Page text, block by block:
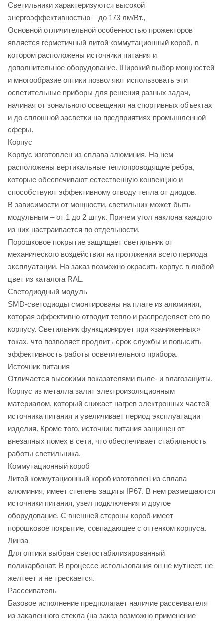
Светильники характеризуются высокой
энергоэффективностью – до 173 лм/Вт.,
Основной отличительной особенностью прожекторов
является герметичный литой коммутационный короб, в
котором расположены источники питания и
дополнительное оборудование. Широкий выбор мощностей
и многообразие оптики позволяют использовать эти
осветительные приборы для решения разных задач,
начиная от зонального освещения на спортивных объектах
и до сплошной засветки на предприятиях промышленной
сферы.
Корпус
Корпус изготовлен из сплава алюминия. На нем
расположены вертикальные теплопроводящие ребра,
которые обеспечивают естественную конвекцию и
способствуют эффективному отводу тепла от диодов.
В зависимости от мощности, светильник может быть
модульным – от 1 до 2 штук. Причем угол наклона каждого
из них настраивается по отдельности.
Порошковое покрытие защищает светильник от
механического воздействия на протяжении всего периода
эксплуатации. На заказ возможно окрасить корпус в любой
цвет из каталога RAL.
Светодиодный модуль
SMD-светодиоды смонтированы на плате из алюминия,
которая эффективно отводит тепло и распределяет его по
корпусу. Светильник функционирует при «заниженных»
токах, что позволяет продлить срок службы и повысить
эффективность работы осветительного прибора.
Источник питания
Отличается высокими показателями пыле- и влагозащиты.
Корпус из металла залит электроизоляционным
материалом, который снижает нагрев электронных частей
источника питания и увеличивает период эксплуатации
изделия. Кроме того, источник питания защищен от
внезапных помех в сети, что обеспечивает стабильность
работы светильника.
Коммутационный короб
Литой коммутационный короб изготовлен из сплава
алюминия, имеет степень защиты IP67. В нем размещаются
источники питания, узел подключения и другое
оборудование. С внешней стороны короб имеет
порошковое покрытие, совпадающее с оттенком корпуса.
Линза
Для оптики выбран светостабилизированный
поликарбонат. В процессе использования он не мутнеет, не
желтеет и не трескается.
Рассеиватель
Базовое исполнение предполагает наличие рассеивателя
из закаленного стекла (на заказ возможно применение